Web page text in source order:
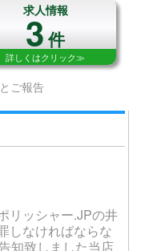
求人情報
3件
詳しくはクリック≫
ご報告
リッシャー.JPの井
しなければならな
知致しました当店